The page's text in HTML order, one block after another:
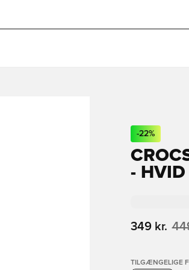
-22%
- HVID
349 kr.
TILGÆNGELIGE